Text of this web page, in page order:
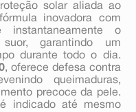
solar aliada ao
inovadora com
instantaneamente o
garantindo um
durante todo o dia.
, oferece defesa contra
queimaduras,
precoce da pele.
indicado até mesmo